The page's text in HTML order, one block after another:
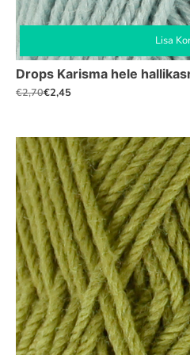
Lisa
Drops Karisma hele
€2,70
Algne
€2,70.
€2,45
Praegune
€2,45.